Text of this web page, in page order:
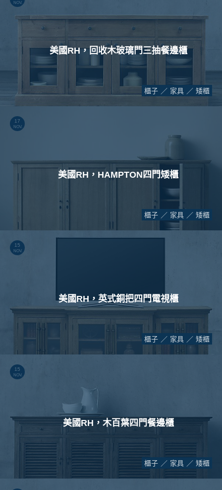
NOV.
美國RH，回收木玻璃門三抽餐邊櫃
櫃子 家具 矮櫃
17
NOV.
美國RH，HAMPTON四門矮櫃
櫃子 家具 矮櫃
15
NOV.
美國RH，英式銅把四門電視櫃
櫃子 家具 矮櫃
15
NOV.
美國RH，木百葉四門餐邊櫃
櫃子 家具 矮櫃